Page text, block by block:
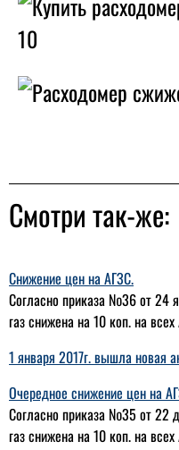
Смотри так-же:
Снижение цен на АГЗС.
Согласно приказа №36 от 24
газ снижена на 10 коп. на
1 января 2017г. вышла новая
Очередное снижение цен на
Согласно приказа №35 от 22
газ снижена на 10 коп. на